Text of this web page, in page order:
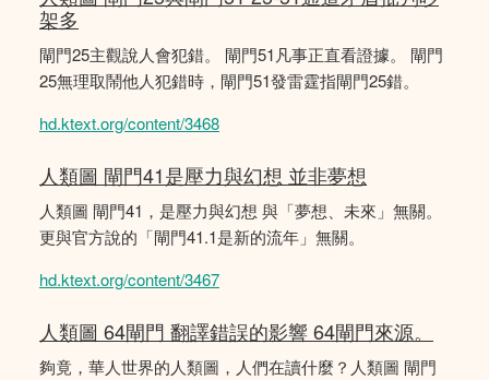
架多
閘門25主觀說人會犯錯。 閘門51凡事正直看證據。 閘門
25無理取鬧他人犯錯時，閘門51發雷霆指閘門25錯。
hd.ktext.org/content/3468
人類圖 閘門41是壓力與幻想 並非夢想
人類圖 閘門41，是壓力與幻想 與「夢想、未來」無關。
更與官方說的「閘門41.1是新的流年」無關。
hd.ktext.org/content/3467
人類圖 64閘門 翻譯錯誤的影響 64閘門來源。
夠竟，華人世界的人類圖，人們在讀什麼？人類圖 閘門